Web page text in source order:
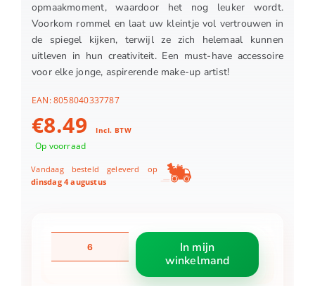
opmaakmoment, waardoor het nog leuker wordt.
Voorkom rommel en laat uw kleintje vol vertrouwen in
de spiegel kijken, terwijl ze zich helemaal kunnen
uitleven in hun creativiteit. Een must-have accessoire
voor elke jonge, aspirerende make-up artist!
EAN:8058040337787
€8.49 Incl. BTW
Op voorraad
Vandaag besteld geleverd op
dinsdag 4 augustus
Pop
In mijn
winkelmand